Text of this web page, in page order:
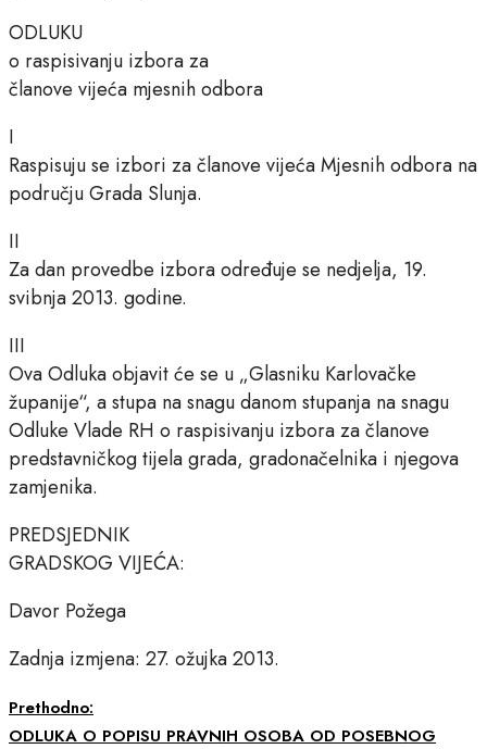
ODLUKU
o raspisivanju izbora za
članove vijeća mjesnih odbora
I
Raspisuju se izbori za članove vijeća Mjesnih odbora na
području Grada Slunja.
II
Za dan provedbe izbora određuje se nedjelja, 19.
svibnja 2013. godine.
III
Ova Odluka objavit će se u „Glasniku Karlovačke
županije“, a stupa na snagu danom stupanja na snagu
Odluke Vlade RH o raspisivanju izbora za članove
predstavničkog tijela grada, gradonačelnika i njegova
zamjenika.
PREDSJEDNIK
GRADSKOG VIJEĆA:
Davor Požega
Zadnja izmjena: 27. ožujka 2013.
Prethodno:
ODLUKA O POPISU PRAVNIH OSOBA OD POSEBNOG